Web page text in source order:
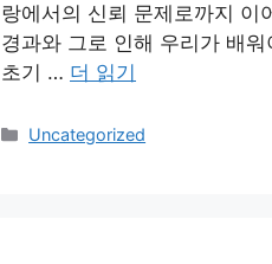
랑에서의 신뢰 문제로까지 이
경과와 그로 인해 우리가 배
초기 … 더 읽기
카
Uncategorized